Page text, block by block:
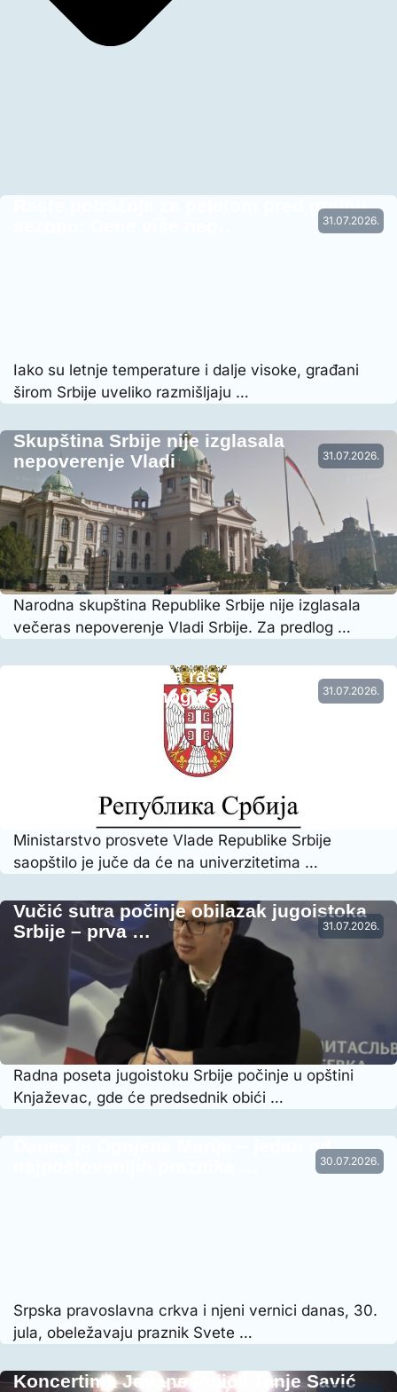
31.07.2026.
Raste potražnja za peletom pred grejnu
Iako su letnje temperature i dalje visoke, građani
širom Srbije uveliko razmišljaju …
31.07.2026.
Skupština Srbije nije izglasala
nepoverenje Vladi
Narodna skupština Republike Srbije nije izglasala
večeras nepoverenje Vladi Srbije. Za predlog …
31.07.2026.
Vraćena prethodna raspodela radnog
vremena nastavnog osoblja…
Ministarstvo prosvete Vlade Republike Srbije
saopštilo je juče da će na univerzitetima …
31.07.2026.
Vučić sutra počinje obilazak jugoistoka
Srbije – prva …
Radna poseta jugoistoku Srbije počinje u opštini
Knjaževac, gde će predsednik obići …
30.07.2026.
Danas je Ognjena Marija – jedan od
Srpska pravoslavna crkva i njeni vernici danas, 30.
jula, obeležavaju praznik Svete …
Koncertima Jovane Pajić i Tanje Savić